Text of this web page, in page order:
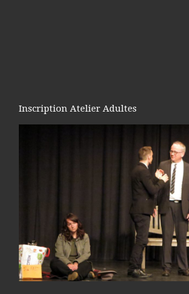
Inscription Atelier Adultes